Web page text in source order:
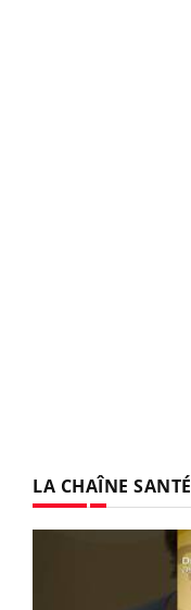
LA CHAÎNE SANTÉ